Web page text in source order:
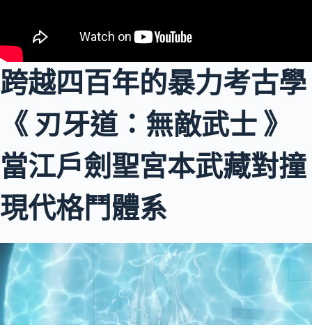
跨越四百年的暴力考古學
《 刃牙道：無敵武士 》
當江戶劍聖宮本武藏對撞
現代格鬥體系